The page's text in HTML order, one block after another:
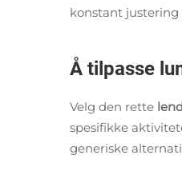
konstant
Å tilpasse
Velg den rette
spesifikke
generiske